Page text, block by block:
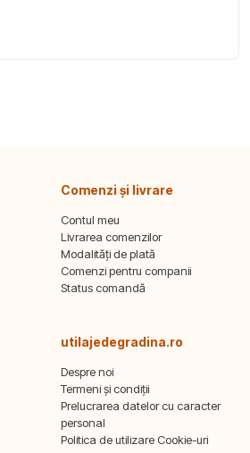
Comenzi și livrare
Contul meu
Livrarea comenzilor
Modalități de plată
Comenzi pentru companii
Status comandă
utilajedegradina.ro
Despre noi
Termeni și condiții
Prelucrarea datelor cu caracter
personal
Politica de utilizare Cookie-uri